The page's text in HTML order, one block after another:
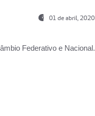
01 de abril, 2020
Federativo e Nacional.